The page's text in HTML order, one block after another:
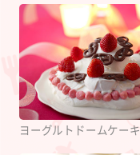
ヨーグルトドームケーキ